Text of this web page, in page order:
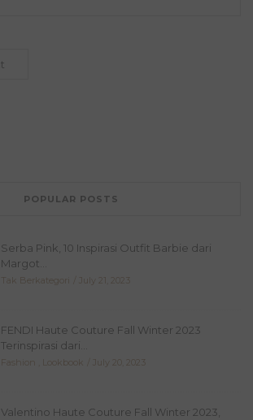
POPULAR POSTS
Serba Pink, 10 Inspirasi Outfit Barbie dari
Margot...
Tak Berkategori July 21, 2023
FENDI Haute Couture Fall Winter 2023
Terinspirasi dari...
Fashion Lookbook July 20, 2023
Valentino Haute Couture Fall Winter 2023,